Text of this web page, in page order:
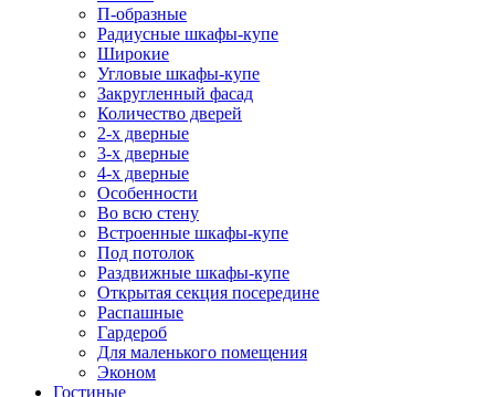
П-образные
Радиусные шкафы-купе
Широкие
Угловые шкафы-купе
Закругленный фасад
Количество дверей
2-х дверные
3-х дверные
4-х дверные
Особенности
Во всю стену
Встроенные шкафы-купе
Под потолок
Раздвижные шкафы-купе
Открытая секция посередине
Распашные
Гардероб
Для маленького помещения
Эконом
Гостиные